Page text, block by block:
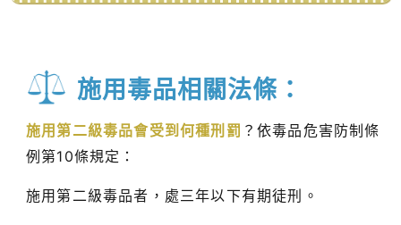
施用毒品相關法條：
施用第二級毒品會受到何種刑罰 ？依毒品危害防制條
例第10條規定：
施用第二級毒品者，處三年以下有期徒刑。